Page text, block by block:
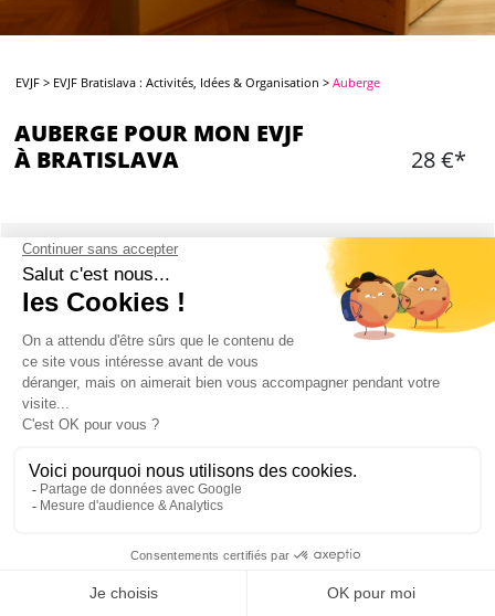
EVJF > EVJF Bratislava : Activités, Idées & Organisation >Auberge
AUBERGE POUR MON EVJF
À BRATISLAVA
28 €*
CONTENU
Une ou plusieurs chambres privatisées dans une
auberge du centre-ville
Salle de bain privatisée selon la disponibilité
Possibilité de rajouter le petit-déjeuner
Location de serviette possible sur place
Check out: fin matinée
Mon EVJF à Bratislava